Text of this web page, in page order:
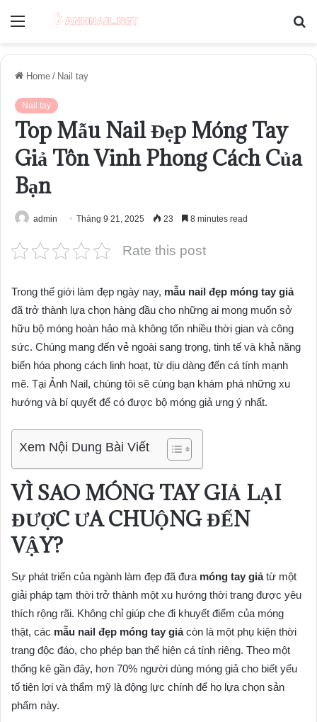
Menu
Home / Nail tay
Nail tay
Top Mẫu Nail Đẹp Móng Tay
Giả Tôn Vinh Phong Cách Của
Bạn
admin Tháng 9 21, 2025 23 8 minutes read
Rate this post
Trong thế giới làm đẹp ngày nay, mẫu nail đẹp móng tay giả
đã trở thành lựa chọn hàng đầu cho những ai mong muốn sở
hữu bộ móng hoàn hảo mà không tốn nhiều thời gian và công
sức. Chúng mang đến vẻ ngoài sang trọng, tinh tế và khả năng
biến hóa phong cách linh hoạt, từ dịu dàng đến cá tính mạnh
mẽ. Tại Ảnh Nail, chúng tôi sẽ cùng bạn khám phá những xu
hướng và bí quyết để có được bộ móng giả ưng ý nhất.
Xem Nội Dung Bài Viết
VÌ SAO MÓNG TAY GIẢ LẠI
ĐƯỢC ƯA CHUỘNG ĐẾN
VẬY?
Sự phát triển của ngành làm đẹp đã đưa móng tay giảtừ một
giải pháp tạm thời trở thành một xu hướng thời trang được yêu
thích rộng rãi. Không chỉ giúp che đi khuyết điểm của móng
thật, các mẫu nail đẹp móng tay giảcòn là một phụ kiện thời
trang độc đáo, cho phép bạn thể hiện cá tính riêng. Theo một
thống kê gần đây, hơn 70% người dùng móng giả cho biết yếu
tố tiện lợi và thẩm mỹ là động lực chính để họ lựa chọn sản
phẩm này.